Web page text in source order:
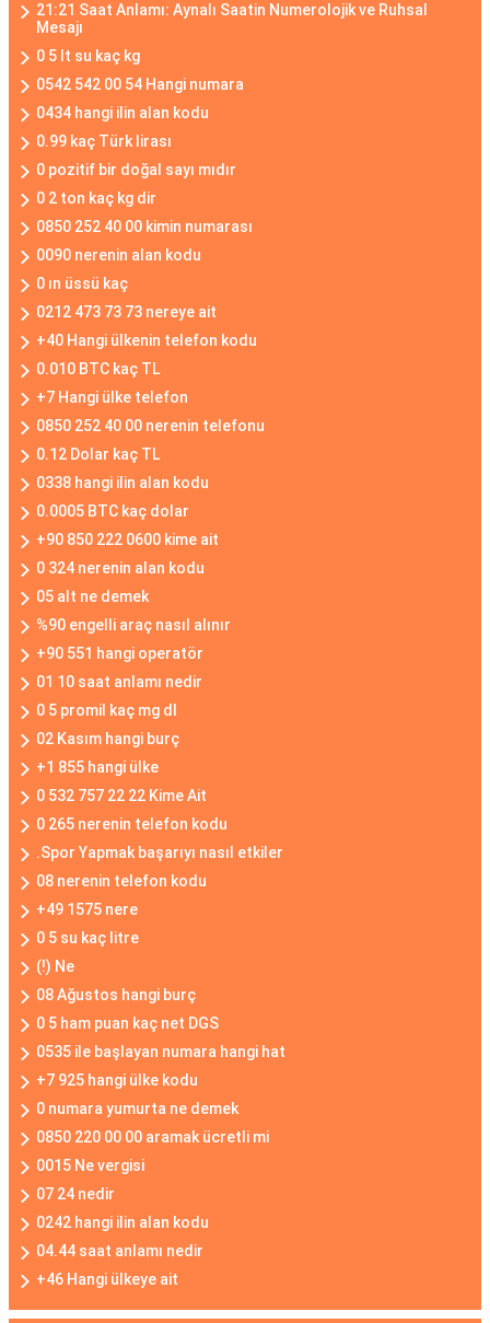
21:21 Saat Anlamı: Aynalı Saatin Numerolojik ve Ruhsal
Mesajı
0 5 lt su kaç kg
0542 542 00 54 Hangi numara
0434 hangi ilin alan kodu
0.99 kaç Türk lirası
0 pozitif bir doğal sayı mıdır
0 2 ton kaç kg dir
0850 252 40 00 kimin numarası
0090 nerenin alan kodu
0 ın üssü kaç
0212 473 73 73 nereye ait
+40 Hangi ülkenin telefon kodu
0.010 BTC kaç TL
+7 Hangi ülke telefon
0850 252 40 00 nerenin telefonu
0.12 Dolar kaç TL
0338 hangi ilin alan kodu
0.0005 BTC kaç dolar
+90 850 222 0600 kime ait
0 324 nerenin alan kodu
05 alt ne demek
%90 engelli araç nasıl alınır
+90 551 hangi operatör
01 10 saat anlamı nedir
0 5 promil kaç mg dl
02 Kasım hangi burç
+1 855 hangi ülke
0 532 757 22 22 Kime Ait
0 265 nerenin telefon kodu
.Spor Yapmak başarıyı nasıl etkiler
08 nerenin telefon kodu
+49 1575 nere
0 5 su kaç litre
(!) Ne
08 Ağustos hangi burç
0 5 ham puan kaç net DGS
0535 ile başlayan numara hangi hat
+7 925 hangi ülke kodu
0 numara yumurta ne demek
0850 220 00 00 aramak ücretli mi
0015 Ne vergisi
07 24 nedir
0242 hangi ilin alan kodu
04.44 saat anlamı nedir
+46 Hangi ülkeye ait